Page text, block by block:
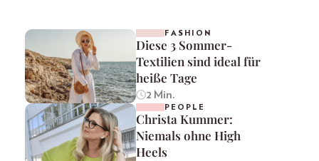
FASHION
Diese 3 Sommer-
Textilien sind ideal für
heiße Tage
2 Min.
PEOPLE
Christa Kummer:
Niemals ohne High
Heels